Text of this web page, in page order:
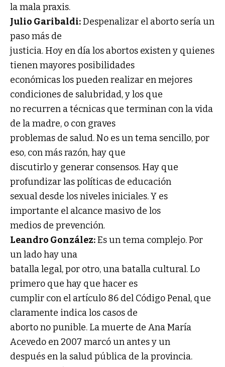
la mala praxis.
Julio Garibaldi:Despenalizar el aborto sería un
paso más de
justicia. Hoy en día los abortos existen y quienes
tienen mayores posibilidades
económicas los pueden realizar en mejores
condiciones de salubridad, y los que
no recurren a técnicas que terminan con la vida
de la madre, o con graves
problemas de salud. No es un tema sencillo, por
eso, con más razón, hay que
discutirlo y generar consensos. Hay que
profundizar las políticas de educación
sexual desde los niveles iniciales. Y es
importante el alcance masivo de los
medios de prevención.
Leandro González:Es un tema complejo. Por
un lado hay una
batalla legal, por otro, una batalla cultural. Lo
primero que hay que hacer es
cumplir con el artículo 86 del Código Penal, que
claramente indica los casos de
aborto no punible. La muerte de Ana María
Acevedo en 2007 marcó un antes y un
después en la salud pública de la provincia.